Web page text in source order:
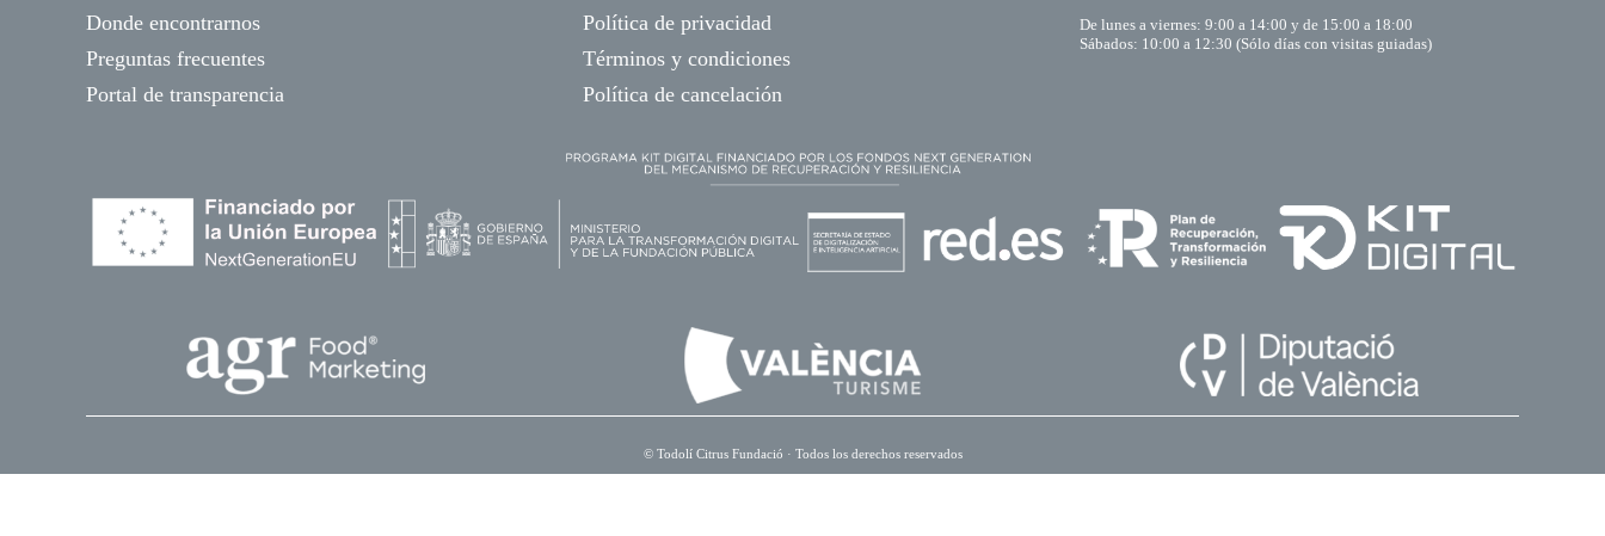
Donde encontrarnos
Preguntas frecuentes
Portal de transparencia
Política de privacidad
Términos y condiciones
Política de cancelación
De lunes a viernes: 9:00 a 14:00 y de 15:00 a 18:00
Sábados: 10:00 a 12:30 (Sólo días con visitas guiadas)
© Todolí Citrus Fundació · Todos los derechos reservados